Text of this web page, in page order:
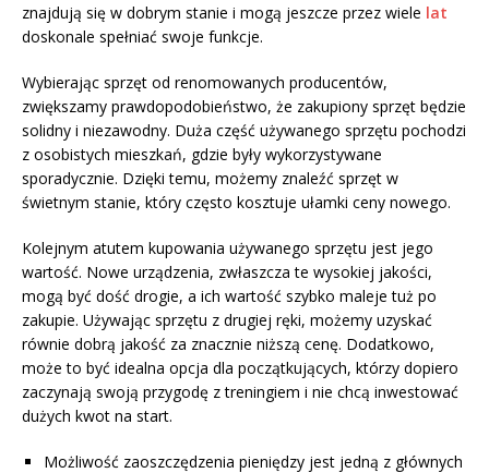
znajdują się w dobrym stanie i mogą jeszcze przez wiele lat
doskonale spełniać swoje funkcje.
Wybierając sprzęt od renomowanych producentów,
zwiększamy prawdopodobieństwo, że zakupiony sprzęt będzie
solidny i niezawodny. Duża część używanego sprzętu pochodzi
z osobistych mieszkań, gdzie były wykorzystywane
sporadycznie. Dzięki temu, możemy znaleźć sprzęt w
świetnym stanie, który często kosztuje ułamki ceny nowego.
Kolejnym atutem kupowania używanego sprzętu jest jego
wartość. Nowe urządzenia, zwłaszcza te wysokiej jakości,
mogą być dość drogie, a ich wartość szybko maleje tuż po
zakupie. Używając sprzętu z drugiej ręki, możemy uzyskać
równie dobrą jakość za znacznie niższą cenę. Dodatkowo,
może to być idealna opcja dla początkujących, którzy dopiero
zaczynają swoją przygodę z treningiem i nie chcą inwestować
dużych kwot na start.
Możliwość zaoszczędzenia pieniędzy jest jedną z głównych